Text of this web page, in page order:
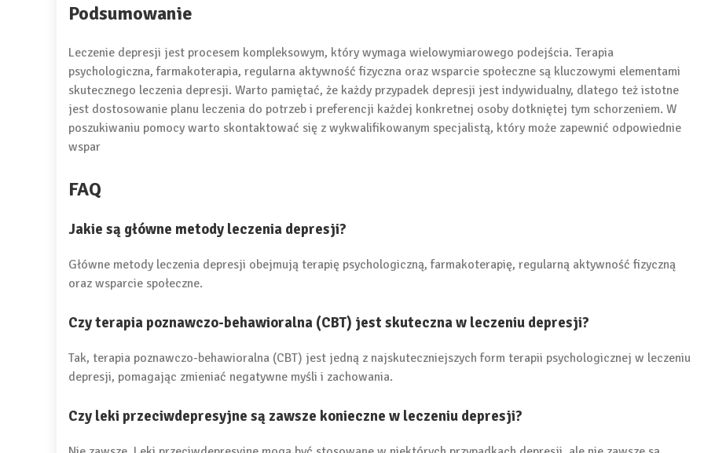
Podsumowanie
Leczenie depresji jest procesem kompleksowym, który wymaga wielowymiarowego podejścia. Terapia
psychologiczna, farmakoterapia, regularna aktywność fizyczna oraz wsparcie społeczne są kluczowymi elementami
skutecznego leczenia depresji. Warto pamiętać, że każdy przypadek depresji jest indywidualny, dlatego też istotne
jest dostosowanie planu leczenia do potrzeb i preferencji każdej konkretnej osoby dotkniętej tym schorzeniem. W
poszukiwaniu pomocy warto skontaktować się z wykwalifikowanym specjalistą, który może zapewnić odpowiednie
wspar
FAQ
Jakie są główne metody leczenia depresji?
Główne metody leczenia depresji obejmują terapię psychologiczną, farmakoterapię, regularną aktywność fizyczną
oraz wsparcie społeczne.
Czy terapia poznawczo-behawioralna (CBT) jest skuteczna w leczeniu depresji?
Tak, terapia poznawczo-behawioralna (CBT) jest jedną z najskuteczniejszych form terapii psychologicznej w leczeniu
depresji, pomagając zmieniać negatywne myśli i zachowania.
Czy leki przeciwdepresyjne są zawsze konieczne w leczeniu depresji?